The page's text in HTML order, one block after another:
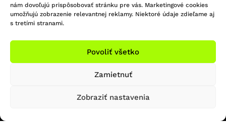
nám dovoľujú prispôsobovať stránku pre vás. Marketingové cookies
umožňujú zobrazenie relevantnej reklamy. Niektoré údaje zdieľame aj
s tretími stranami.
Povoliť všetko
Zamietnuť
Zobraziť nastavenia
Sledujte nás na Instagrame bicigel@bicigel.sk
servis@bicigel.sk
OTVÁRACIE HODINY
Reklamačný poriadok